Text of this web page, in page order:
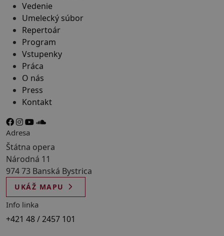
Vedenie
Umelecký súbor
Repertoár
Program
Vstupenky
Práca
O nás
Press
Kontakt
Adresa
Štátna opera
Národná 11
974 73 Banská Bystrica
UKÁŽ MAPU
Info linka
+421 48 / 2457 101